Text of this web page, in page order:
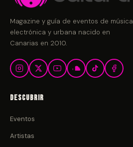
Magazine y guía de eventos de música
electrónica y urbana nacido en
Canarias en 2010.
Descubrir
Eventos
Artistas